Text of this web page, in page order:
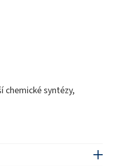
chemické syntézy,